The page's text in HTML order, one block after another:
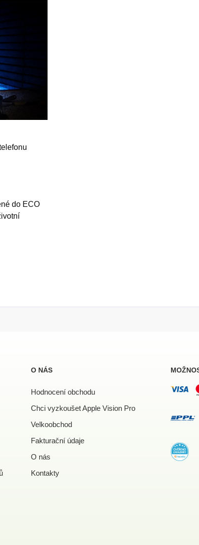
do ECO
O NÁS
Hodnocení obchodu
Chci vyzkoušet Apple Vision Pro
Velkoobchod
Fakturační údaje
O nás
Kontakty